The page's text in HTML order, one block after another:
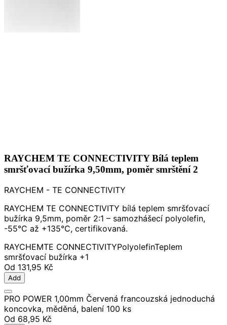
RAYCHEM TE CONNECTIVITY Bílá teplem
smršťovací bužírka 9,50mm, poměr smrštění 2
RAYCHEM - TE CONNECTIVITY
RAYCHEM TE CONNECTIVITY bílá teplem smršťovací
bužírka 9,5mm, poměr 2:1 – samozhášecí polyolefin,
-55°C až +135°C, certifikovaná.
RAYCHEMTE CONNECTIVITYPolyolefinTeplem
smršťovací bužírka +1
Od 131,95 Kč
Add
PRO POWER 1,00mm Červená francouzská jednoduchá
koncovka, měděná, balení 100 ks
Od 68,95 Kč